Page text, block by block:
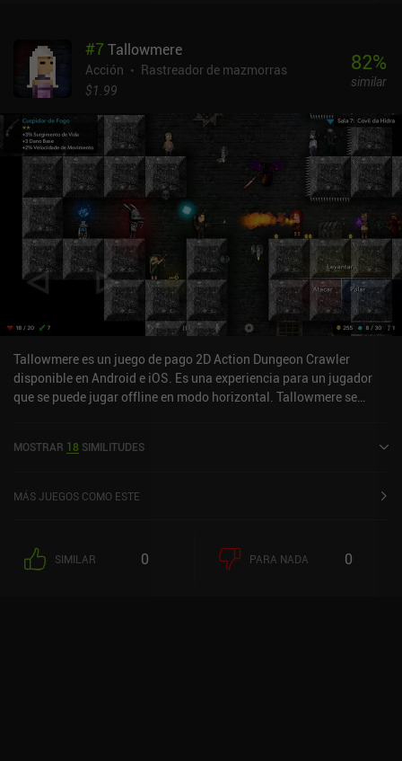
mediante puntos de talento, así que podemos volver a acuchillar a
nuestros enemigos y descubrir nuevas historias que revelan la
verdad que se esconde tras la historia. Los combates son fluidos,
puede disuadir a algunos jugadores, la gran variedad de espadas,
habilidades y reliquias únicas hacen que cada combate resulte
fresco y emocionante. Incluso los controles son totalmente
personalizables, no sólo permitiéndonos colocar los botones
donde queramos, sino también enlazarlos para poder correr,
atacar y usar nuestras espadas voladoras a la vez si lo deseamos,
transformándonos en un Dios de la muerte sin remordimientos. Mi
única queja real es que el texto es a veces prácticamente ilegible, y
en una pantalla de móvil algunos símbolos pueden ser difíciles de
distinguir. Aparte de eso, el arte, la atmósfera y la música te
sumergen en una experiencia épica. Warm Snow es un juego
premium de 7,99 $ sin iAP. Es una recomendación fácil para los
fans de Hades, Dead Cells y otros juegos de acción y roguelite.
#7Tallowmere
Acción
Rastreador de mazmorras
$1.99
82%
similar
Tallowmere es un juego de pago 2D Action Dungeon Crawler
disponible en Android e iOS. Es una experiencia para un jugador
que se puede jugar offline en modo horizontal. Tallowmere se
MOSTRAR 18 SIMILITUDES
MÁS JUEGOS COMO ESTE
SIMILAR 0 PARA NADA 0